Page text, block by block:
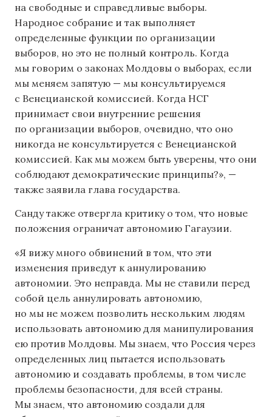
на свободные и справедливые выборы.
Народное собрание и так выполняет
определенные функции по организации
выборов, но это не полный контроль. Когда
мы говорим о законах Молдовы о выборах, если
мы меняем запятую — мы консультируемся
с Венецианской комиссией. Когда НСГ
принимает свои внутренние решения
по организации выборов, очевидно, что оно
никогда не консультируется с Венецианской
комиссией. Как мы можем быть уверены, что они
соблюдают демократические принципы?», —
также заявила глава государства.
Санду также отвергла критику о том, что новые
положения ограничат автономию Гагаузии.
«Я вижу много обвинений в том, что эти
изменения приведут к аннулированию
автономии. Это неправда. Мы не ставили перед
собой цель аннулировать автономию,
но мы не можем позволить нескольким людям
использовать автономию для манипулирования
ею против Молдовы. Мы знаем, что Россия через
определенных лиц пытается использовать
автономию и создавать проблемы, в том числе
проблемы безопасности, для всей страны.
Мы знаем, что автономию создали для